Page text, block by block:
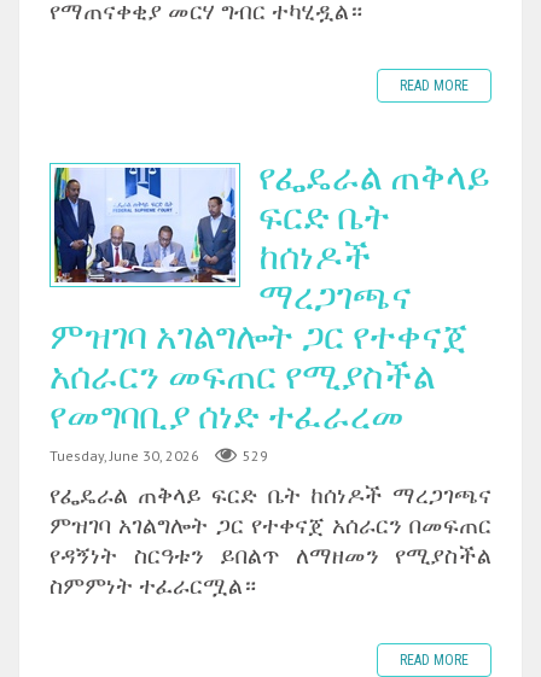
የማጠናቀቂያ መርሃ ግብር ተካሂዷል።
READ MORE
የፌዴራል ጠቅላይ
ፍርድ ቤት
ከሰነዶች
ማረጋገጫና
ምዝገባ አገልግሎት ጋር የተቀናጀ
አሰራርን መፍጠር የሚያስችል
የመግባቢያ ሰነድ ተፈራረመ
Tuesday, June 30, 2026 529
‎የፌዴራል ጠቅላይ ፍርድ ቤት ከሰነዶች ማረጋገጫና
ምዝገባ አገልግሎት ጋር የተቀናጀ አሰራርን በመፍጠር
የዳኝነት ስርዓቱን ይበልጥ ለማዘመን የሚያስችል
ስምምነት ተፈራርሟል።
READ MORE